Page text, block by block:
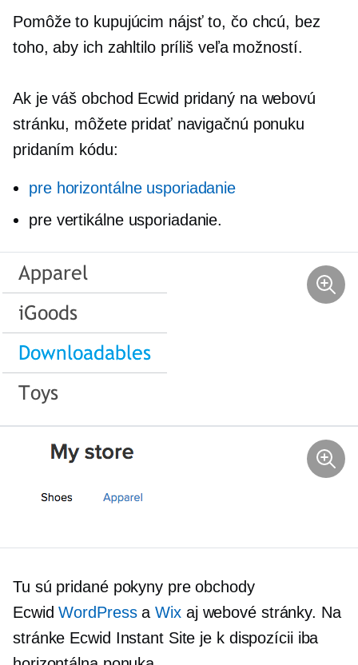
Pomôže to kupujúcim nájsť to, čo chcú, bez
toho, aby ich zahltilo príliš veľa možností.
Ak je váš obchod Ecwid pridaný na webovú
stránku, môžete pridať navigačnú ponuku
pridaním kódu:
pre horizontálne usporiadanie
pre vertikálne usporiadanie.
Tu sú pridané pokyny pre obchody
EcwidWordPressaWixaj webové stránky. Na
stránke Ecwid Instant Site je k dispozícii iba